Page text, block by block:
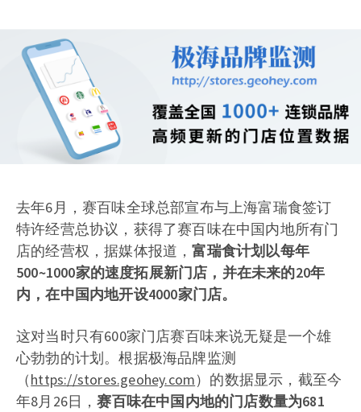
去年6月，赛百味全球总部宣布与上海富瑞食签订
特许经营总协议，获得了赛百味在中国内地所有门
店的经营权，据媒体报道，富瑞食计划以每年
500~1000家的速度拓展新门店，并在未来的20年
内，在中国内地开设4000家门店。
这对当时只有600家门店赛百味来说无疑是一个雄
心勃勃的计划。根据极海品牌监测
（https://stores.geohey.com）的数据显示，截至今
年8月26日，赛百味在中国内地的门店数量为681